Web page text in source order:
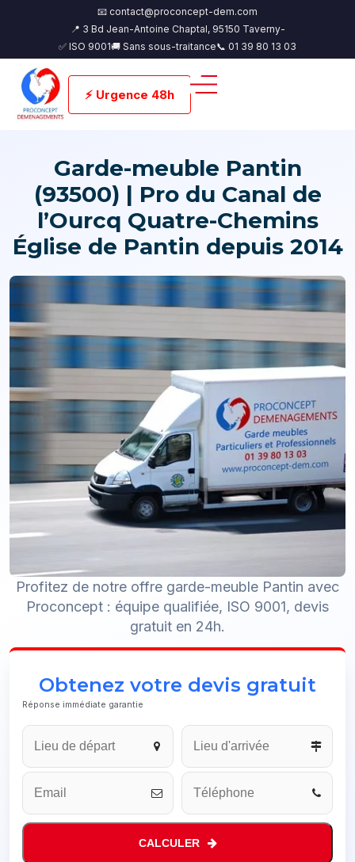
📧 contact@proconcept-dem.com
📍 3 Bd Jean-Antoine Chaptal, 95150 Taverny-
✅ ISO 9001🚚 Sans sous-traitance📞 01 39 80 13 03
⚡ Urgence 48h
Garde-meuble Pantin
(93500) | Pro du Canal de
l’Ourcq Quatre-Chemins
Église de Pantin depuis 2014
Profitez de notre offre garde-meuble Pantin avec
Proconcept : équipe qualifiée, ISO 9001, devis
gratuit en 24h.
Obtenez votre devis gratuit
Réponse immédiate garantie
CALCULER